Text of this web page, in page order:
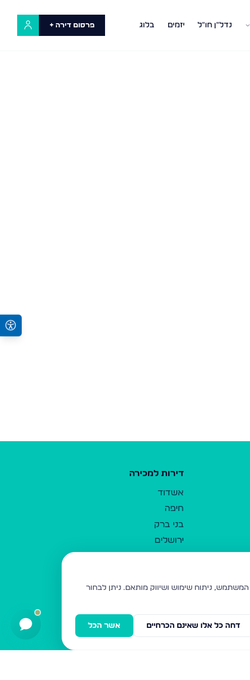
נדל"ן חו"ל יזמים בלוג פרסום דירה +
דירות למכירה
אשדוד
חיפה
בני ברק
ירושלים
בית שמש
ביתר עילית
ניתן לבחור
אשר הכל דחה כל אלו שאינם הכרחיים